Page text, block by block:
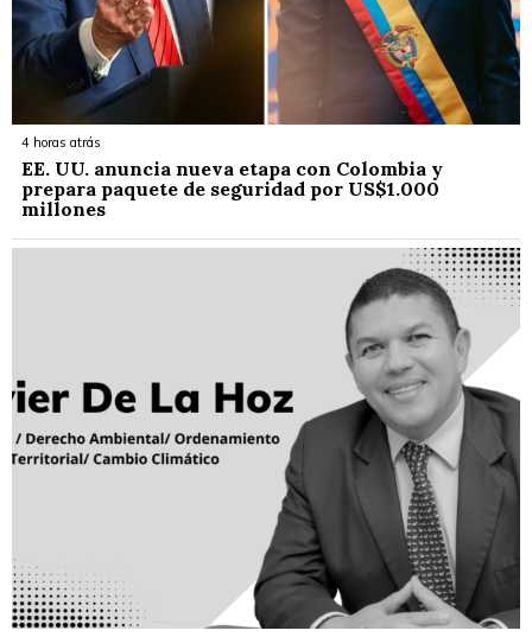
4 horas atrás
EE. UU. anuncia nueva etapa con Colombia y
prepara paquete de seguridad por US$1.000
millones